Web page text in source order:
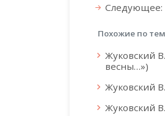
Следующее:
Похожие по
Жуковский
весны…»)
Жуковский
Жуковский